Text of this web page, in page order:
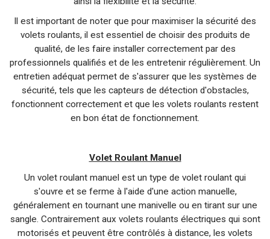
Il est important de noter que pour maximiser la sécurité des
volets roulants, il est essentiel de choisir des produits de
qualité, de les faire installer correctement par des
professionnels qualifiés et de les entretenir régulièrement. Un
entretien adéquat permet de s'assurer que les systèmes de
sécurité, tels que les capteurs de détection d'obstacles,
fonctionnent correctement et que les volets roulants restent
en bon état de fonctionnement.
Volet Roulant Manuel
Un volet roulant manuel est un type de volet roulant qui
s'ouvre et se ferme à l'aide d'une action manuelle,
généralement en tournant une manivelle ou en tirant sur une
sangle. Contrairement aux volets roulants électriques qui sont
motorisés et peuvent être contrôlés à distance, les volets